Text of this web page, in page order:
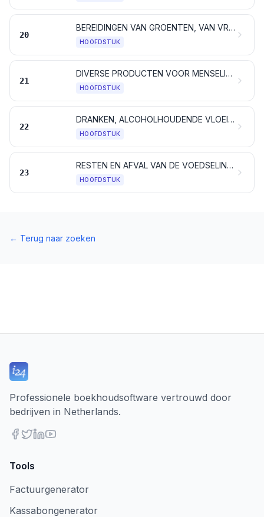
20
BEREIDINGEN VAN GROENTEN, VAN VRUCHTEN EN VAN ANDERE PLANTENDELEN
HOOFDSTUK
21
DIVERSE PRODUCTEN VOOR MENSELIJKE CONSUMPTIE
HOOFDSTUK
22
DRANKEN, ALCOHOLHOUDENDE VLOEISTOFFEN EN AZIJN
HOOFDSTUK
23
RESTEN EN AFVAL VAN DE VOEDSELINDUSTRIE; BEREID VOEDSEL VOOR DIEREN
HOOFDSTUK
← Terug naar zoeken
Professionele boekhoudsoftware vertrouwd door
bedrijven in Netherlands.
Tools
Factuurgenerator
Kassabongenerator